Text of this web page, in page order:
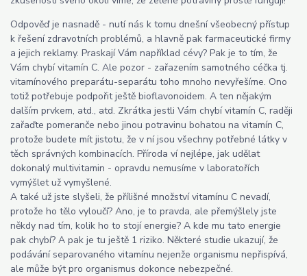
Odpověď je nasnadě - nutí nás k tomu dnešní všeobecný přístup
k řešení zdravotních problémů, a hlavně pak farmaceutické firmy
a jejich reklamy. Praskají Vám například cévy? Pak je to tím, že
Vám chybí vitamín C. Ale pozor - zařazením samotného céčka tj.
vitamínového preparátu-separátu toho mnoho nevyřešíme. Ono
totiž potřebuje podpořit ještě bioflavonoidem. A ten nějakým
dalším prvkem, atd., atd. Zkrátka jestli Vám chybí vitamín C, raději
zařaďte pomeranče nebo jinou potravinu bohatou na vitamín C,
protože budete mít jistotu, že v ní jsou všechny potřebné látky v
těch správných kombinacích. Příroda ví nejlépe, jak udělat
dokonalý multivitamin - opravdu nemusíme v laboratořích
vymýšlet už vymyšlené.
A také už jste slyšeli, že přílišné množství vitamínu C nevadí,
protože ho tělo vyloučí? Ano, je to pravda, ale přemýšlely jste
někdy nad tím, kolik ho to stojí energie? A kde mu tato energie
pak chybí? A pak je tu ještě 1 riziko. Některé studie ukazují, že
podávání separovaného vitamínu nejenže organismu nepřispívá,
ale může být pro organismus dokonce nebezpečné.